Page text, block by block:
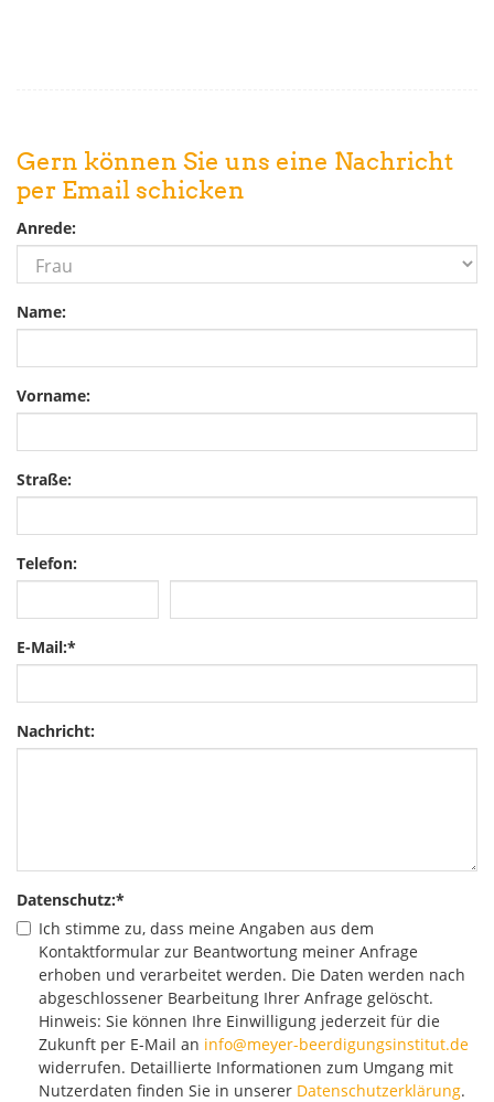
Gern können Sie uns eine Nachricht
per Email schicken
Anrede:
Name:
Vorname:
Straße:
Telefon:
E-Mail:*
Nachricht:
Datenschutz:*
Ich stimme zu, dass meine Angaben aus dem
Kontaktformular zur Beantwortung meiner Anfrage
erhoben und verarbeitet werden. Die Daten werden nach
abgeschlossener Bearbeitung Ihrer Anfrage gelöscht.
Hinweis: Sie können Ihre Einwilligung jederzeit für die
Zukunft per E-Mail an info@meyer-beerdigungsinstitut.de
widerrufen. Detaillierte Informationen zum Umgang mit
Nutzerdaten finden Sie in unserer Datenschutzerklärung.